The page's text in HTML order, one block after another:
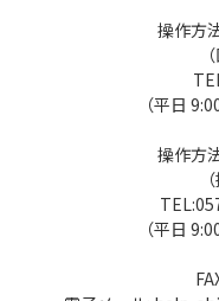
操作方
（平日
操作方
（平日